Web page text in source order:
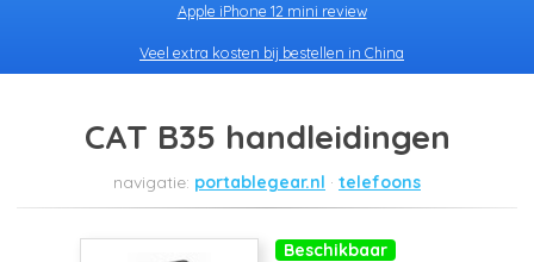
Apple iPhone 12 mini review
Veel extra kosten bij bestellen in China
CAT B35 handleidingen
portablegear.nl telefoons
Beschikbaar